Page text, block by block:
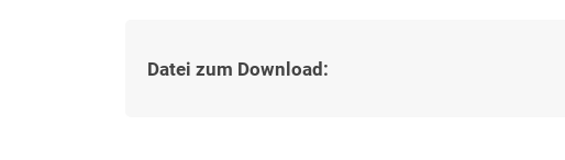
Datei zum Download: